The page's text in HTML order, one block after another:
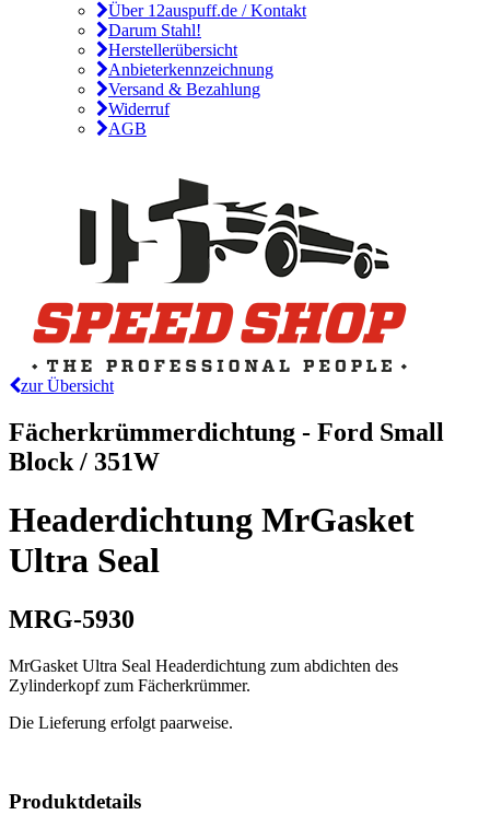
Über 12auspuff.de / Kontakt
Darum Stahl!
Herstellerübersicht
Anbieterkennzeichnung
Versand & Bezahlung
Widerruf
AGB
zur Übersicht
Fächerkrümmerdichtung - Ford Small
Block / 351W
Headerdichtung MrGasket
Ultra Seal
MRG-5930
MrGasket Ultra Seal Headerdichtung zum abdichten des
Zylinderkopf zum Fächerkrümmer.
Die Lieferung erfolgt paarweise.
Produktdetails